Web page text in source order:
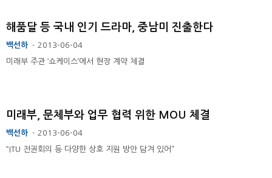
해품달 등 국내 인기 드라마, 중남미 진출한다
백선하 - 2013-06-04
미래부 주관 ‘쇼케이스’에서 현장 계약 체결
미래부, 문체부와 업무 협력 위한 MOU 체결
백선하 - 2013-06-04
“ITU 전권회의 등 다양한 상호 지원 방안 담겨 있어”